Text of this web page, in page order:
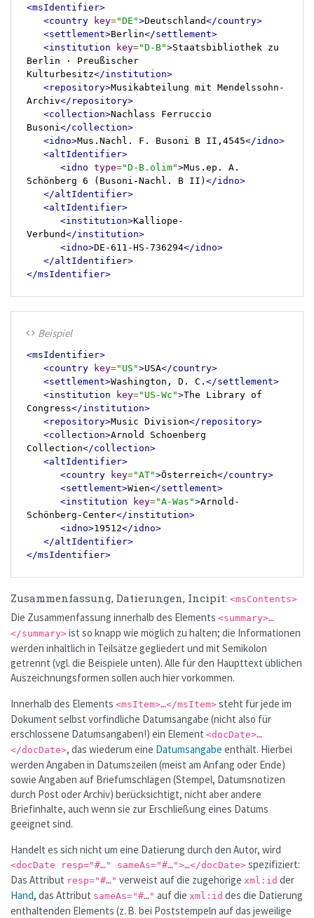
<msIdentifier>
<country
key="DE">Deutschland</country>
<settlement>Berlin</settlement>
<institution
key="D-B">Staatsbibliothek zu
Berlin · Preußischer
Kulturbesitz</institution>
<repository>Musikabteilung mit Mendelssohn-
Archiv</repository>
<collection>Nachlass Ferruccio
Busoni</collection>
<idno>Mus.Nachl. F. Busoni B II,4545</idno>
<altIdentifier>
<idno type="D-B.olim">Mus.ep. A.
Schönberg 6 (Busoni-Nachl. B II) </idno>
</altIdentifier>
<altIdentifier>
<institution>Kalliope-
Verbund</institution>
<idno>DE-611-HS-736294</idno>
</altIdentifier>
</msIdentifier>
code Beispiel
<msIdentifier>
<country
key="US">USA</country>
<settlement>Washington, D. C. </settlement>
<institution
key="US-Wc">The Library of
Congress</institution>
<repository>Music Division</repository>
<collection>Arnold Schoenberg
Collection</collection>
<altIdentifier>
<country
key="AT">Österreich</country>
<settlement>Wien</settlement>
<institution
key="A-Was">Arnold-
Schönberg-Center</institution>
<idno>19512</idno>
</altIdentifier>
</msIdentifier>
Zusammenfassung, Datierungen, Incipit: <msContents>
Die Zusammenfassung innerhalb des Elements <summary>…
</summary> ist so knapp wie möglich zu halten; die Informationen
werden inhaltlich in Teilsätze gegliedert und mit Semikolon
getrennt (vgl. die Beispiele unten). Alle für den Haupttext üblichen
Auszeichnungsformen sollen auch hier vorkommen.
Innerhalb des Elements <msItem>…</msItem> steht für jede im
Dokument selbst vorfindliche Datumsangabe (nicht also für
erschlossene Datumsangaben!) ein Element <docDate>…
</docDate>, das wiederum eine Datumsangabe enthält. Hierbei
werden Angaben in Datumszeilen (meist am Anfang oder Ende)
sowie Angaben auf Briefumschlägen (Stempel, Datumsnotizen
durch Post oder Archiv) berücksichtigt, nicht aber andere
Briefinhalte, auch wenn sie zur Erschließung eines Datums
geeignet sind.
Handelt es sich nicht um eine Datierung durch den Autor, wird
<docDate resp="#…" sameAs="#…">…</docDate> spezifiziert:
Das Attribut resp="#…" verweist auf die zugehörige xml:id der
Hand, das Attribut sameAs="#…" auf die xml:id des die Datierung
enthaltenden Elements (z. B. bei Poststempeln auf das jeweilige